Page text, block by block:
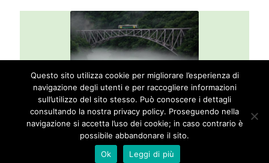
Progetto LINK ed IN prorogato fino al 2023
Questo sito utilizza cookie per migliorare l’esperienza di
navigazione degli utenti e per raccogliere informazioni
sull’utilizzo del sito stesso. Può conoscere i dettagli
consultando la nostra privacy policy. Proseguendo nella
navigazione si accetta l’uso dei cookie; in caso contrario è
possibile abbandonare il sito.
Ok
Leggi di più